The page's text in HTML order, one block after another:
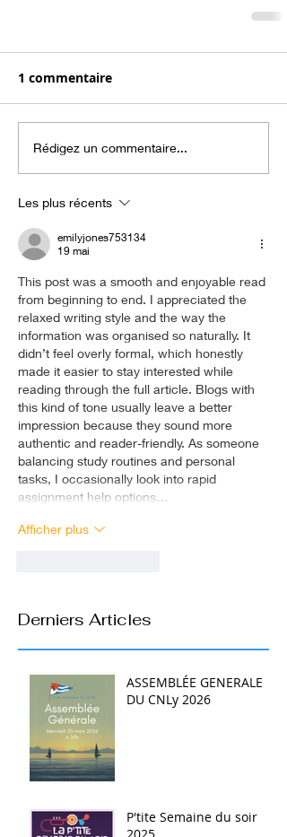
1 commentaire
Rédigez un commentaire...
Les plus récents
emilyjones753134
19 mai
This post was a smooth and enjoyable read
from beginning to end. I appreciated the
relaxed writing style and the way the
information was organised so naturally. It
didn’t feel overly formal, which honestly
made it easier to stay interested while
reading through the full article. Blogs with
this kind of tone usually leave a better
impression because they sound more
authentic and reader-friendly. As someone
balancing study routines and personal
tasks, I occasionally look into rapid
assignment help options…
Afficher plus
Derniers Articles
ASSEMBLÉE GENERALE
DU CNLy 2026
P'tite Semaine du soir
2025